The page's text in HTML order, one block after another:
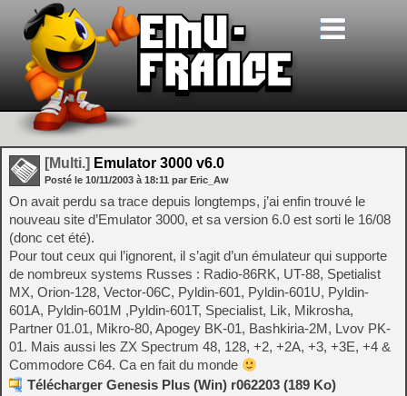
[Multi.] Emulator 3000 v6.0
Posté le 10/11/2003 à 18:11 par Eric_Aw
On avait perdu sa trace depuis longtemps, j’ai enfin trouvé le
nouveau site d’Emulator 3000, et sa version 6.0 est sorti le 16/08
(donc cet été).
Pour tout ceux qui l’ignorent, il s’agit d’un émulateur qui supporte
de nombreux systems Russes : Radio-86RK, UT-88, Spetialist
MX, Orion-128, Vector-06C, Pyldin-601, Pyldin-601U, Pyldin-
601A, Pyldin-601M ,Pyldin-601T, Specialist, Lik, Mikrosha,
Partner 01.01, Mikro-80, Apogey BK-01, Bashkiria-2M, Lvov PK-
01. Mais aussi les ZX Spectrum 48, 128, +2, +2A, +3, +3E, +4 &
Commodore C64. Ca en fait du monde
Télécharger Genesis Plus (Win) r062203 (189 Ko)